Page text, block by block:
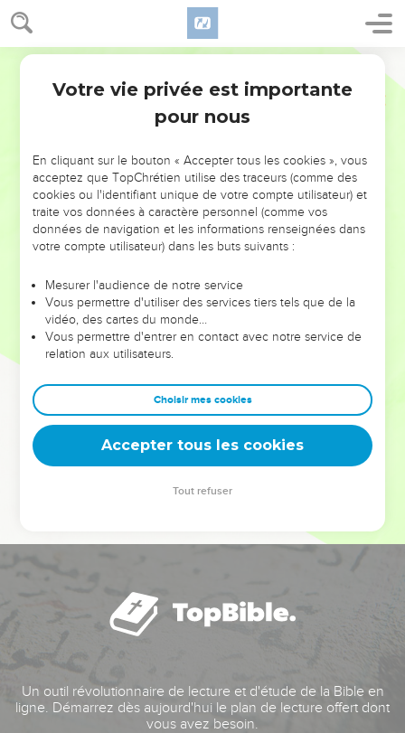
NE MANQUEZ PAS L’ÉVÉNEMENT
DE L’ANNÉE !
ET SI LEURS ERREURS POUVAIENT VOUS ÉVITER LES
VOTRES ?
leur foi ou leur vision. Mais on voit moins les doutes, les erreurs
et les saisons difficiles qu'ils ont traversés, alors même que ce
sont elles qui les ont façonnés.
Dans cette conférence, leaders, entrepreneurs, et responsables
clés pour avancer avec plus de sagesse afin que leurs erreurs
deviennent vos tremplins. Que vous guidiez un ministère, une
équipe, un groupe ou une famille, leur expérience est faite
Un outil révolutionnaire de lecture et d'étude de la Bible en
ligne. Démarrez dès aujourd'hui le plan de lecture offert dont
vous avez besoin.
Votre vie privée est importante
pour nous
En cliquant sur le bouton « Accepter tous les cookies », vous
acceptez que TopChrétien utilise des traceurs (comme des
cookies ou l'identifiant unique de votre compte utilisateur) et
traite vos données à caractère personnel (comme vos
données de navigation et les informations renseignées dans
votre compte utilisateur) dans les buts suivants :
Mesurer l'audience de notre service
Vous permettre d'utiliser des services tiers tels que de la
vidéo, des cartes du monde…
Vous permettre d'entrer en contact avec notre service de
relation aux utilisateurs.
Choisir mes cookies
Accepter tous les cookies
Tout refuser